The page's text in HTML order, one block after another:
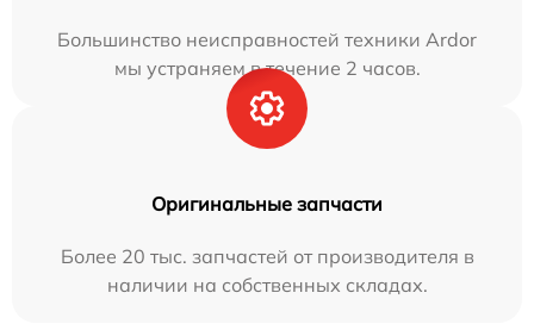
Большинство неисправностей техники Ardor
мы устраняем в течение 2 часов.
Оригинальные запчасти
Более 20 тыс. запчастей от производителя в
наличии на собственных складах.